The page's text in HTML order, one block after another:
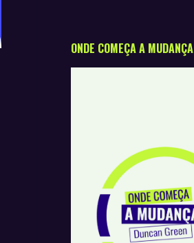
ONDE COMEÇA A MUDANÇA